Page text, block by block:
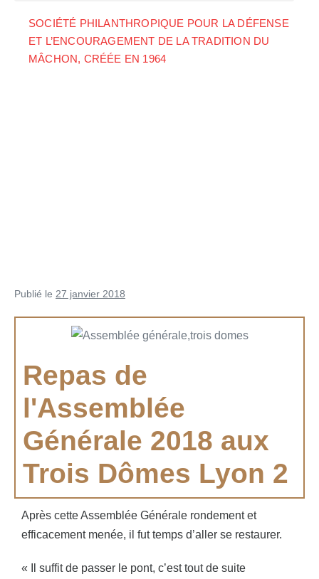
SOCIÉTÉ PHILANTHROPIQUE POUR LA DÉFENSE
ET L’ENCOURAGEMENT DE LA TRADITION DU
MÂCHON, CRÉÉE EN 1964
Publié le 27 janvier 2018
Repas de
l'Assemblée
Générale 2018 aux
Trois Dômes Lyon 2
Après cette Assemblée Générale rondement et
efficacement menée, il fut temps d’aller se restaurer.
« Il suffit de passer le pont, c’est tout de suite